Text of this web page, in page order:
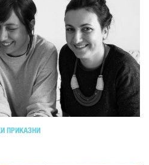
ПРИКАЗНИ